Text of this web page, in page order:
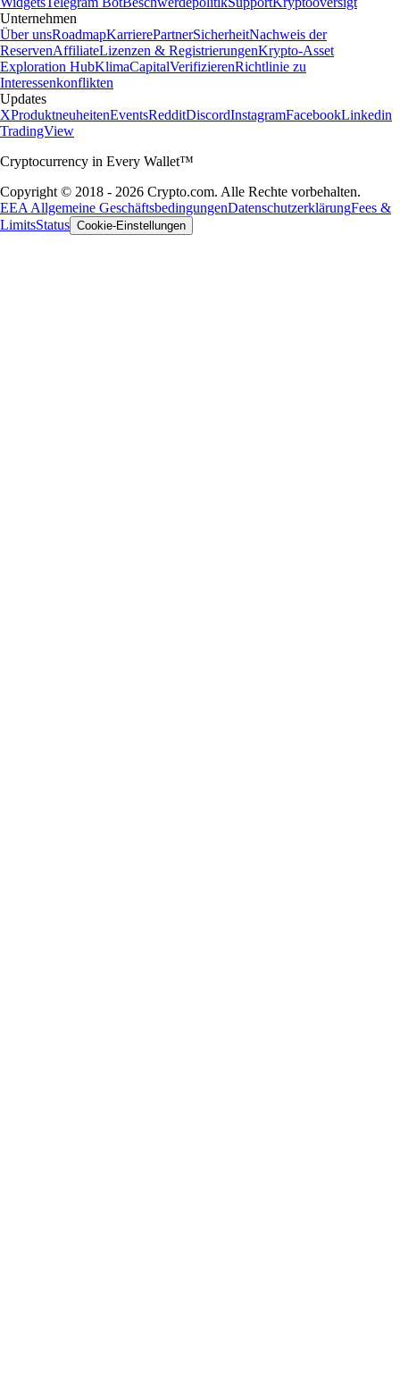
Unternehmen
Über unsRoadmapKarrierePartnerSicherheitNachweis der
ReservenAffiliateLizenzen & RegistrierungenKrypto-Asset
Exploration HubKlimaCapitalVerifizierenRichtlinie zu
Interessenkonflikten
Updates
XProduktneuheitenEventsRedditDiscordInstagramFacebookLinkedin
TradingView
Cryptocurrency in Every Wallet™
Copyright © 2018 - 2026 Crypto.com. Alle Rechte vorbehalten.
EEA Allgemeine GeschäftsbedingungenDatenschutzerklärungFees &
LimitsStatus Cookie-Einstellungen